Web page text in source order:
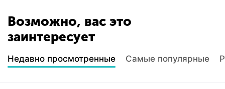
Возможно, вас это
заинтересует
Недавно просмотренные Самые популярные